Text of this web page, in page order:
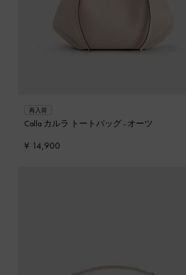
再入荷
Calla カルラ トートバッグ - オーツ
¥ 14,900